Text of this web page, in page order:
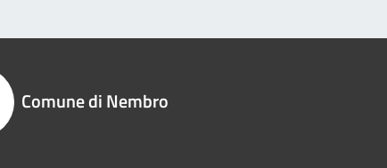
Comune di Nembro